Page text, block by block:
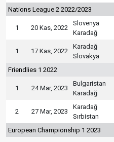
Nations League 2 2022/2023
1 20 Kas, 2022
Slovenya
Karadağ
1 17 Kas, 2022
Karadağ
Slovakya
Friendlies 1 2022
1 24 Mar, 2023
Bulgaristan
Karadağ
2 27 Mar, 2023
Karadağ
Sırbistan
European Championship 1 2023